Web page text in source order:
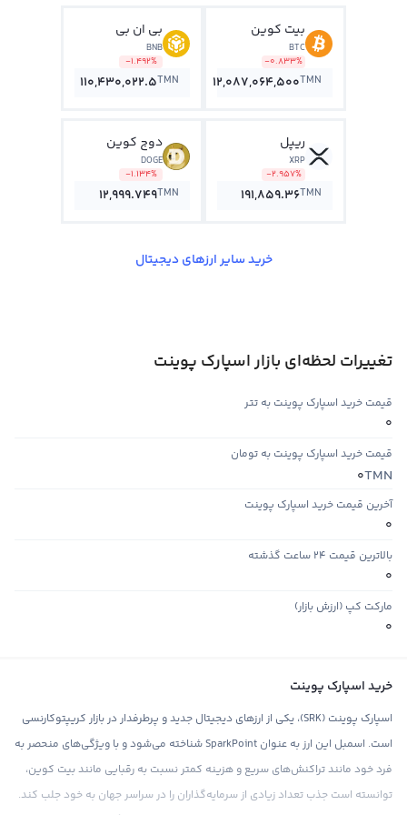
بیت کوین
BTC
-0.833%
12,087,064,500TMN
بی ان بی
BNB
-1.492%
110,430,022.5TMN
ریپل
XRP
-2.957%
191,859.36TMN
دوج کوین
DOGE
-1.134%
12,999.749TMN
خرید سایر ارزهای دیجیتال
تغییرات لحظه‌ای بازار اسپارک پوینت
قیمت خرید اسپارک پوینت به تتر
0
قیمت خرید اسپارک پوینت به تومان
TMN
0
آخرین قیمت خرید اسپارک پوینت
0
بالاترین قیمت ۲۴ ساعت گذشته
0
مارکت کپ (ارزش بازار)
0
خرید اسپارک پوینت
اسپارک پوینت (SRK)، یکی از ارزهای دیجیتال جدید و پرطرفدار در بازار کریپتوکارنسی
است. اسمبل این ارز به عنوان SparkPoint شناخته می‌شود و با ویژگی‌های منحصر به
فرد خود مانند تراکنش‌های سریع و هزینه کمتر نسبت به رقبایی مانند بیت کوین،
توانسته است جذب تعداد زیادی از سرمایه‌گذاران را در سراسر جهان به خود جلب کند.